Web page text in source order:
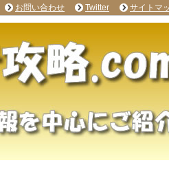
お問い合わせ Twitter サイトマ